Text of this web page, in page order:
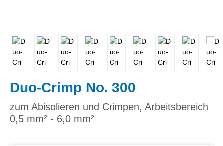
Duo-Crimp No. 300
zum Abisolieren und Crimpen, Arbeitsbereich
0,5 mm² - 6,0 mm²